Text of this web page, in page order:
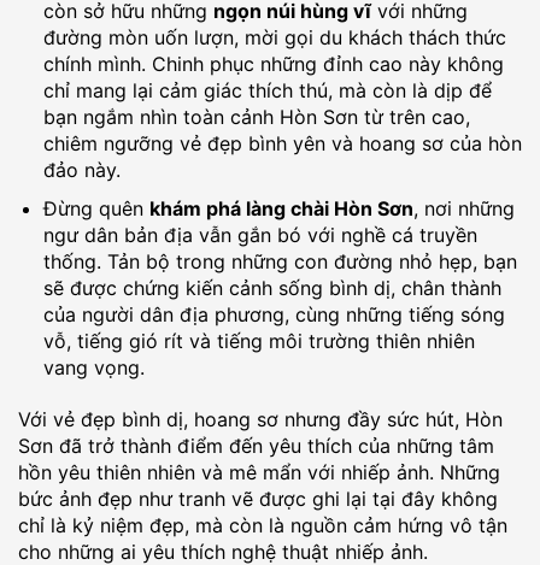
còn sở hữu những ngọn núi hùng vĩvới những
đường mòn uốn lượn, mời gọi du khách thách thức
chính mình. Chinh phục những đỉnh cao này không
chỉ mang lại cảm giác thích thú, mà còn là dịp để
bạn ngắm nhìn toàn cảnh Hòn Sơn từ trên cao,
chiêm ngưỡng vẻ đẹp bình yên và hoang sơ của hòn
đảo này.
Đừng quên khám phá làng chài Hòn Sơn, nơi những
ngư dân bản địa vẫn gắn bó với nghề cá truyền
thống. Tản bộ trong những con đường nhỏ hẹp, bạn
sẽ được chứng kiến cảnh sống bình dị, chân thành
của người dân địa phương, cùng những tiếng sóng
vỗ, tiếng gió rít và tiếng môi trường thiên nhiên
vang vọng.
Với vẻ đẹp bình dị, hoang sơ nhưng đầy sức hút, Hòn
Sơn đã trở thành điểm đến yêu thích của những tâm
hồn yêu thiên nhiên và mê mẩn với nhiếp ảnh. Những
bức ảnh đẹp như tranh vẽ được ghi lại tại đây không
chỉ là kỷ niệm đẹp, mà còn là nguồn cảm hứng vô tận
cho những ai yêu thích nghệ thuật nhiếp ảnh.